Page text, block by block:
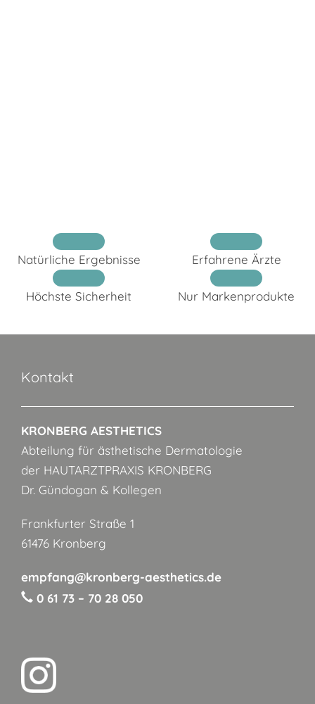
Natürliche Ergebnisse Erfahrene Ärzte
Höchste Sicherheit Nur Markenprodukte
Kontakt
KRONBERG AESTHETICS
Abteilung für ästhetische Dermatologie
der HAUTARZTPRAXIS KRONBERG
Dr. Gündogan & Kollegen
Frankfurter Straße 1
61476 Kronberg
empfang@kronberg-aesthetics.de
0 61 73 – 70 28 050